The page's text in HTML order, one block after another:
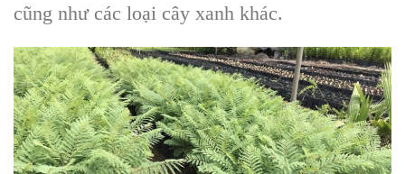
cũng như các loại cây xanh khác.